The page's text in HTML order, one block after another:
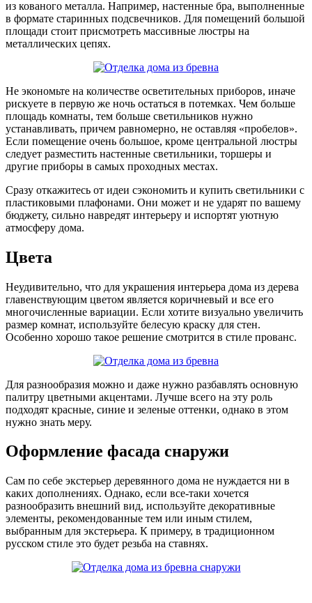
из кованого металла. Например, настенные бра, выполненные
в формате старинных подсвечников. Для помещений большой
площади стоит присмотреть массивные люстры на
металлических цепях.
Не экономьте на количестве осветительных приборов, иначе
рискуете в первую же ночь остаться в потемках. Чем больше
площадь комнаты, тем больше светильников нужно
устанавливать, причем равномерно, не оставляя «пробелов».
Если помещение очень большое, кроме центральной люстры
следует разместить настенные светильники, торшеры и
другие приборы в самых проходных местах.
Сразу откажитесь от идеи сэкономить и купить светильники с
пластиковыми плафонами. Они может и не ударят по вашему
бюджету, сильно навредят интерьеру и испортят уютную
атмосферу дома.
Цвета
Неудивительно, что для украшения интерьера дома из дерева
главенствующим цветом является коричневый и все его
многочисленные вариации. Если хотите визуально увеличить
размер комнат, используйте белесую краску для стен.
Особенно хорошо такое решение смотрится в стиле прованс.
Для разнообразия можно и даже нужно разбавлять основную
палитру цветными акцентами. Лучше всего на эту роль
подходят красные, синие и зеленые оттенки, однако в этом
нужно знать меру.
Оформление фасада снаружи
Сам по себе экстерьер деревянного дома не нуждается ни в
каких дополнениях. Однако, если все-таки хочется
разнообразить внешний вид, используйте декоративные
элементы, рекомендованные тем или иным стилем,
выбранным для экстерьера. К примеру, в традиционном
русском стиле это будет резьба на ставнях.